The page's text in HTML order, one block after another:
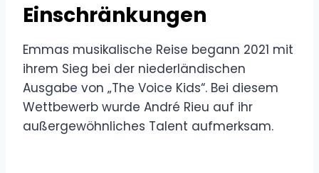
Einschränkungen
Emmas musikalische Reise begann 2021 mit
ihrem Sieg bei der niederländischen
Ausgabe von „The Voice Kids“. Bei diesem
Wettbewerb wurde André Rieu auf ihr
außergewöhnliches Talent aufmerksam.